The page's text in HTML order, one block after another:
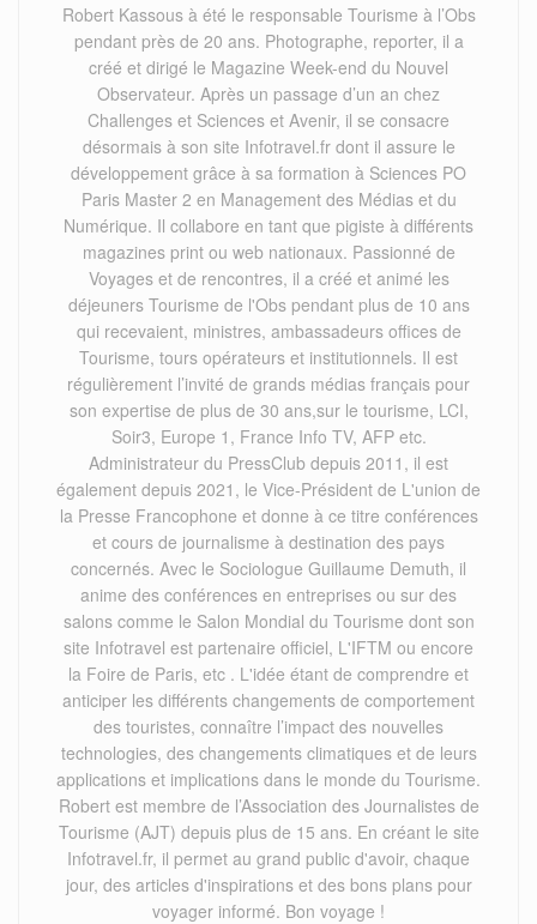
Robert Kassous à été le responsable Tourisme à l’Obs
pendant près de 20 ans. Photographe, reporter, il a
créé et dirigé le Magazine Week-end du Nouvel
Observateur. Après un passage d’un an chez
Challenges et Sciences et Avenir, il se consacre
désormais à son site Infotravel.fr dont il assure le
développement grâce à sa formation à Sciences PO
Paris Master 2 en Management des Médias et du
Numérique. Il collabore en tant que pigiste à différents
magazines print ou web nationaux. Passionné de
Voyages et de rencontres, il a créé et animé les
déjeuners Tourisme de l'Obs pendant plus de 10 ans
qui recevaient, ministres, ambassadeurs offices de
Tourisme, tours opérateurs et institutionnels. Il est
régulièrement l’invité de grands médias français pour
son expertise de plus de 30 ans,sur le tourisme, LCI,
Soir3, Europe 1, France Info TV, AFP etc.
Administrateur du PressClub depuis 2011, il est
également depuis 2021, le Vice-Président de L'union de
la Presse Francophone et donne à ce titre conférences
et cours de journalisme à destination des pays
concernés. Avec le Sociologue Guillaume Demuth, il
anime des conférences en entreprises ou sur des
salons comme le Salon Mondial du Tourisme dont son
site Infotravel est partenaire officiel, L'IFTM ou encore
la Foire de Paris, etc . L'idée étant de comprendre et
anticiper les différents changements de comportement
des touristes, connaître l’impact des nouvelles
technologies, des changements climatiques et de leurs
applications et implications dans le monde du Tourisme.
Robert est membre de l’Association des Journalistes de
Tourisme (AJT) depuis plus de 15 ans. En créant le site
Infotravel.fr, il permet au grand public d'avoir, chaque
jour, des articles d'inspirations et des bons plans pour
voyager informé. Bon voyage !